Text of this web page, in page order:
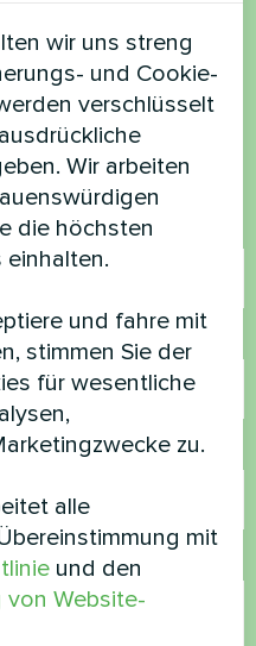
oder
wir werden Ihnen
wir uns streng
und Cookie-
verschlüsselt
Wir arbeiten
die höchsten
und fahre mit
stimmen Sie der
für wesentliche
zu.
alle
mit
und den
von Website-